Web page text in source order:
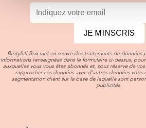
JE M'INSCRIS
Biotyfull Box met en œuvre des traitements de données
informations renseignées dans le formulaire ci-dessus,
auxquelles vous vous êtes abonnés et, sous réserve de
rapprocher ces données avec d’autres données vous
segmentation client sur la base de laquelle sont
publicités.